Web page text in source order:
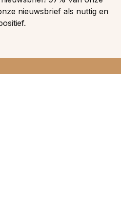
nieuwsbrief als nuttig en